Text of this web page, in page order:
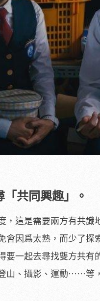
共同興趣」。
，這是需要兩方有共
會因爲太熟，而少了
要一起去尋找雙方共
山、攝影、運動⋯⋯等